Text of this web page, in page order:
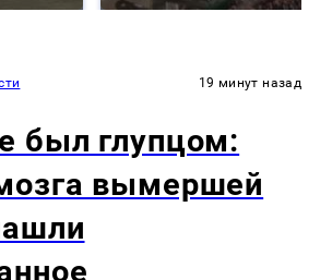
19 минут назад
был глупцом:
вымершей